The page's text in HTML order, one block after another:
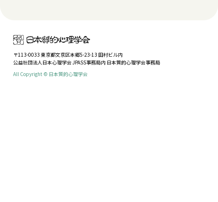
〒113-0033 東京都文京区本郷5-23-13 田村ビル内
公益社団法人日本心理学会 JPASS事務局内 日本質的心理学会事務局
All Copyright © 日本質的心理学会